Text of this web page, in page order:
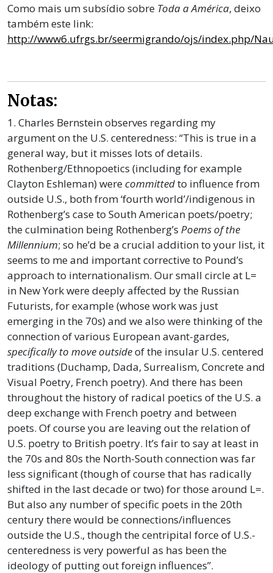
Como mais um subsídio sobre Toda a América, deixo
também este link:
http://www6.ufrgs.br/seermigrando/ojs/index.php/
Notas:
1. Charles Bernstein observes regarding my
argument on the U.S. centeredness: “This is true in a
general way, but it misses lots of details.
Rothenberg/Ethnopoetics (including for example
Clayton Eshleman) werecommittedto influence from
outside U.S., both from ‘fourth world’/indigenous in
Rothenberg’s case to South American poets/poetry;
the culmination being Rothenberg’s Poems of the
Millennium; so he’d be a crucial addition to your list, it
seems to me and important corrective to Pound’s
approach to internationalism. Our small circle at L=
in New York were deeply affected by the Russian
Futurists, for example (whose work was just
emerging in the 70s) and we also were thinking of the
connection of various European avant-gardes,
specifically to move outsideof the insular U.S. centered
traditions (Duchamp, Dada, Surrealism, Concrete and
Visual Poetry, French poetry). And there has been
throughout the history of radical poetics of the U.S. a
deep exchange with French poetry and between
poets. Of course you are leaving out the relation of
U.S. poetry to British poetry. It’s fair to say at least in
the 70s and 80s the North-South connection was far
less significant (though of course that has radically
shifted in the last decade or two) for those around L=.
But also any number of specific poets in the 20th
century there would be connections/influences
outside the U.S., though the centripital force of U.S.-
centeredness is very powerful as has been the
ideology of putting out foreign influences”.